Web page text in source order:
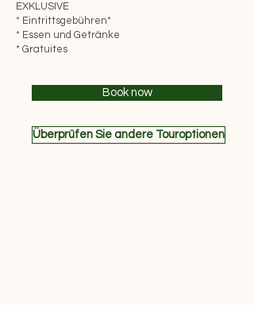
EXKLUSIVE
* Eintrittsgebühren*
* Essen und Getränke
* Gratuites
Book now
Überprüfen Sie andere Touroptionen